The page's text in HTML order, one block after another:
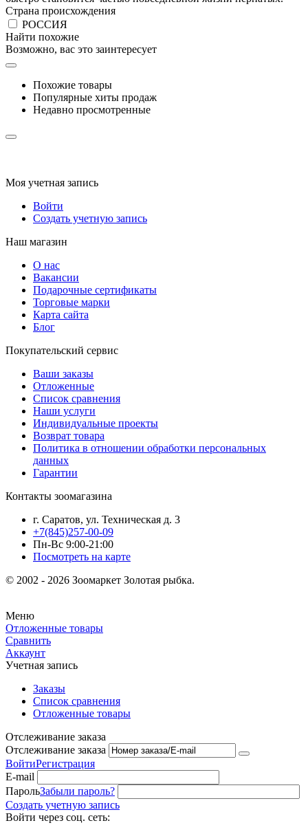
Страна происхождения
РОССИЯ
Найти похожие
Возможно, вас это заинтересует
Похожие товары
Популярные хиты продаж
Недавно просмотренные
Моя учетная запись
Войти
Создать учетную запись
Наш магазин
О нас
Вакансии
Подарочные сертификаты
Торговые марки
Карта сайта
Блог
Покупательский сервис
Ваши заказы
Отложенные
Список сравнения
Наши услуги
Индивидуальные проекты
Возврат товара
Политика в отношении обработки персональных
данных
Гарантии
Контакты зоомагазина
г. Саратов, ул. Техническая д. 3
+7(845)257-00-09
Пн-Вс 9:00-21:00
Посмотреть на карте
© 2002 - 2026 Зоомаркет Золотая рыбка.
Меню
Отложенные товары
Сравнить
Аккаунт
Учетная запись
Заказы
Список сравнения
Отложенные товары
Отслеживание заказа
Отслеживание заказа
ВойтиРегистрация
E-mail
ПарольЗабыли пароль?
Создать учетную запись
Войти через соц. сеть: